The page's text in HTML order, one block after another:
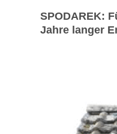
SPODAREK:
Jahre langer